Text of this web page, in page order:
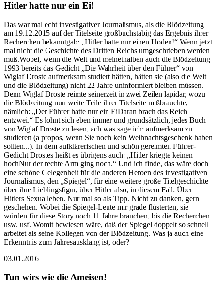
Hitler hatte nur ein Ei!
Das war mal echt investigativer Journalismus, als die Blödzeitung
am 19.12.2015 auf der Titelseite großbuchstabig das Ergebnis ihrer
Recherchen bekanntgab: „Hitler hatte nur einen Hoden!“ Wenn jetzt
mal nicht die Geschichte des Dritten Reichs umgeschrieben werden
muß.Wobei, wenn die Welt und meinethalben auch die Blödzeitung
1993 bereits das Gedicht „Die Wahrheit über den Führer“ von
Wiglaf Droste aufmerksam studiert hätten, hätten sie (also die Welt
und die Blödzeitung) nicht 22 Jahre uninformiert bleiben müssen.
Denn Wiglaf Droste reimte seinerzeit in zwei Zeilen lapidar, wozu
die Blödzeitung nun weite Teile ihrer Titelseite mißbrauchte,
nämlich: „Der Führer hatte nur ein EiDaran brach das Reich
entzwei.“ Es lohnt sich eben immer und grundsätzlich, jedes Buch
von Wiglaf Droste zu lesen, ach was sage ich: aufmerksam zu
studieren (a propos, wenn Sie noch kein Weihnachtsgeschenk haben
sollten...). In dem aufklärerischen und schön gereimten Führer-
Gedicht Drostes heißt es übrigens auch: „Hitler kriegte keinen
hochNur der rechte Arm ging noch.“ Und ich finde, das wäre doch
eine schöne Gelegenheit für die anderen Heroen des investigativen
Journalismus, den „Spiegel“, für eine weitere große Titelgeschichte
über ihre Lieblingsfigur, über Hitler also, in diesem Fall: Über
Hitlers Sexualleben. Nur mal so als Tipp. Nicht zu danken, gern
geschehen. Wobei die Spiegel-Leute mir grade flüsterten, sie
würden für diese Story noch 11 Jahre brauchen, bis die Recherchen
usw. usf. Womit bewiesen wäre, daß der Spiegel doppelt so schnell
arbeitet als seine Kollegen von der Blödzeitung. Was ja auch eine
Erkenntnis zum Jahresausklang ist, oder?
03.01.2016
Tun wirs wie die Ameisen!